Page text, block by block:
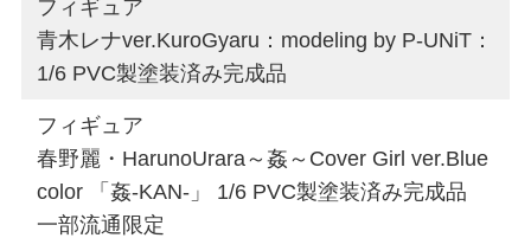
フィギュア
青木レナver.KuroGyaru：modeling by P-UNiT：
1/6 PVC製塗装済み完成品
フィギュア
春野麗・HarunoUrara～姦～Cover Girl ver.Blue
color 「姦-KAN-」 1/6 PVC製塗装済み完成品
一部流通限定